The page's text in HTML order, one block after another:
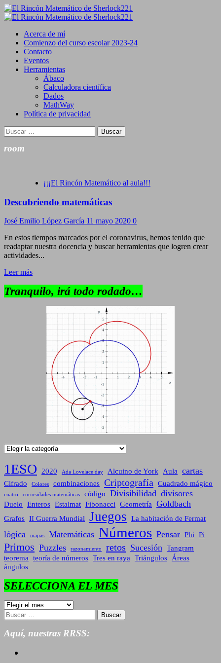
Saltar
al
Primary
Acerca de mí
Comienzo del curso escolar 2023-24
Contacto
Eventos
Herramientas
Ábaco
Calculadora científica
Dados
MathWay
Política de privacidad
Buscar:
room
¡¡¡El Rincón Matemático al aula!!!
Descubriendo matemáticas
José Emilio López García 11 mayo 2020 0
En estos tiempos marcados por el coronavirus, hemos tenido que
readaptar nuestra docencia y buscar herramientas que logren crear
actividades...
Leer más
Tranquilo, irá todo rodado…
Categorías
1ESO 2020 Ada Lovelace day Alcuino de York Aula cartas
Cifrado Colores combinaciones Criptografía Cuadrado mágico
cuatro curiosidades matemáticas código Divisibilidad divisores
Duelo Enteros Estalmat Fibonacci Geometría Goldbach
Grafos II Guerra Mundial Juegos La habitación de Fermat
lógica mapas Matemáticas Números Pensar Phi Pi
Primos Puzzles razonamiento retos Sucesión Tangram
teorema teoría de números Tres en raya Triángulos Áreas
ángulos
SELECCIONA EL MES
SELECCIONA
EL
MES
Buscar:
Aquí, nuestras RRSS: